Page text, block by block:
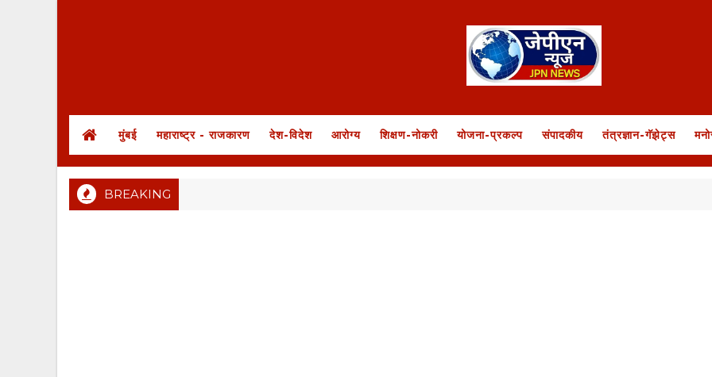
मुंबई महाराष्ट्र - राजकारण देश-विदेश आरोग्य शिक्षण-नोकरी योजना-प्रकल्प संपादकीय तंत्रज्ञान-गॅझेट्स
BREAKING